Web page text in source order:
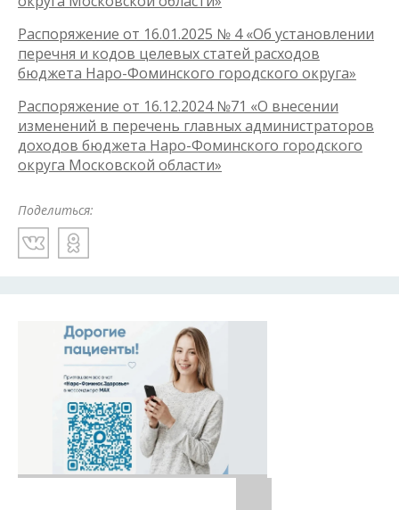
Распоряжение от 16.01.2025 № 4 «Об установлении
перечня и кодов целевых статей расходов
бюджета Наро-Фоминского городского округа»
Распоряжение от 16.12.2024 №71 «О внесении
изменений в перечень главных администраторов
доходов бюджета Наро-Фоминского городского
округа Московской области»
Поделиться: